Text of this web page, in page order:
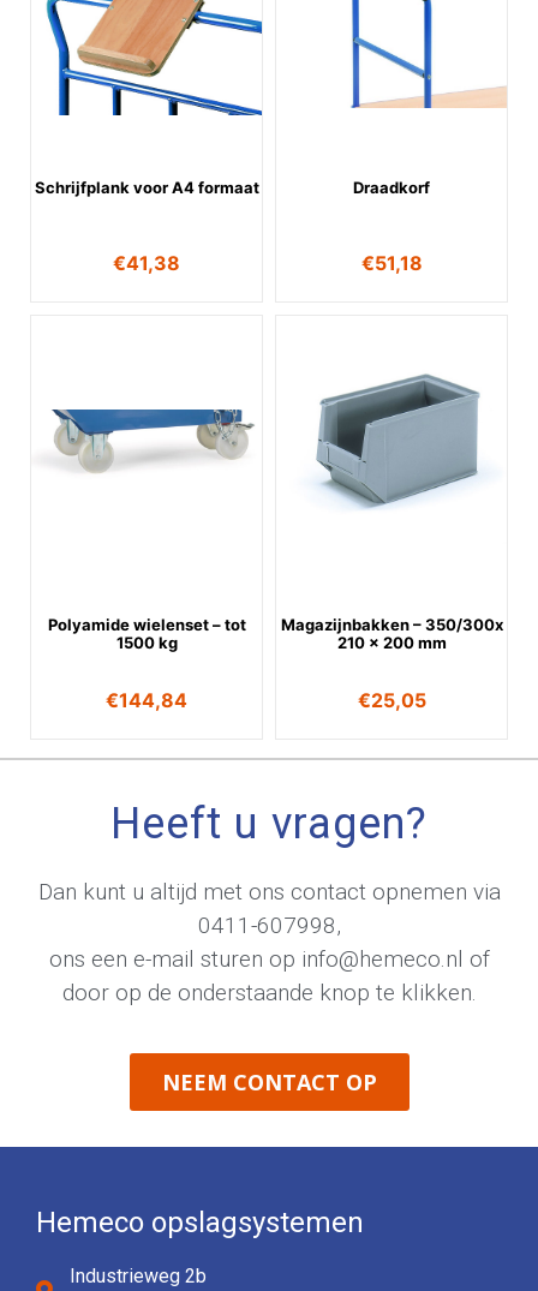
Schrijfplank voor A4 formaat
€41,38
Draadkorf
€51,18
Polyamide wielenset – tot
1500 kg
€144,84
Magazijnbakken – 350/300x
210 x 200 mm
€25,05
Heeft u vragen?
Dan kunt u altijd met ons contact opnemen via
0411-607998,
ons een e-mail sturen op info@hemeco.nl of
door op de onderstaande knop te klikken.
NEEM CONTACT OP
Hemeco opslagsystemen
Industrieweg 2b